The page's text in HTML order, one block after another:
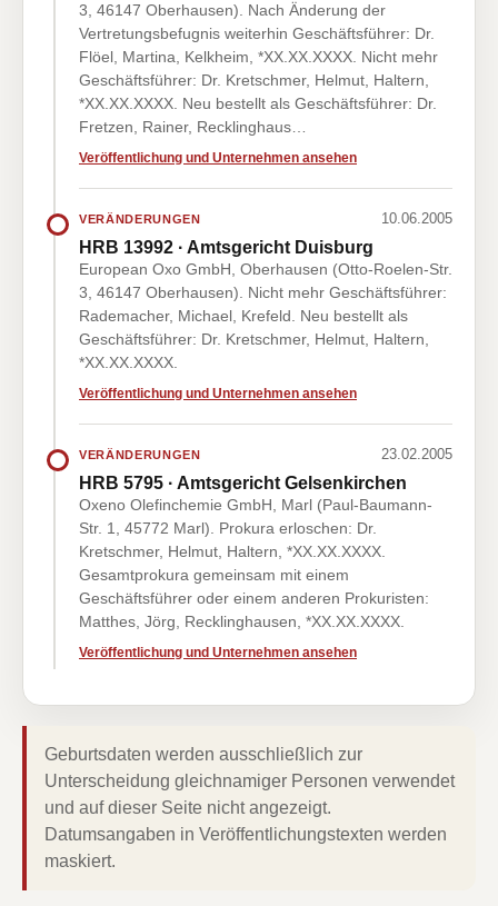
3, 46147 Oberhausen). Nach Änderung der
Vertretungsbefugnis weiterhin Geschäftsführer: Dr.
Flöel, Martina, Kelkheim, *XX.XX.XXXX. Nicht mehr
Geschäftsführer: Dr. Kretschmer, Helmut, Haltern,
*XX.XX.XXXX. Neu bestellt als Geschäftsführer: Dr.
Fretzen, Rainer, Recklinghaus…
Veröffentlichung und Unternehmen ansehen
VERÄNDERUNGEN 10.06.2005
HRB 13992 · Amtsgericht Duisburg
European Oxo GmbH, Oberhausen (Otto-Roelen-Str.
3, 46147 Oberhausen). Nicht mehr Geschäftsführer:
Rademacher, Michael, Krefeld. Neu bestellt als
Geschäftsführer: Dr. Kretschmer, Helmut, Haltern,
*XX.XX.XXXX.
Veröffentlichung und Unternehmen ansehen
VERÄNDERUNGEN 23.02.2005
HRB 5795 · Amtsgericht Gelsenkirchen
Oxeno Olefinchemie GmbH, Marl (Paul-Baumann-
Str. 1, 45772 Marl). Prokura erloschen: Dr.
Kretschmer, Helmut, Haltern, *XX.XX.XXXX.
Gesamtprokura gemeinsam mit einem
Geschäftsführer oder einem anderen Prokuristen:
Matthes, Jörg, Recklinghausen, *XX.XX.XXXX.
Veröffentlichung und Unternehmen ansehen
Geburtsdaten werden ausschließlich zur
Unterscheidung gleichnamiger Personen verwendet
und auf dieser Seite nicht angezeigt.
Datumsangaben in Veröffentlichungstexten werden
maskiert.